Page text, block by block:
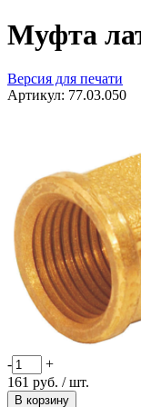
Муфта
Версия для печати
Артикул: 77.03.050
-
+
161 руб. / шт.
В корзину